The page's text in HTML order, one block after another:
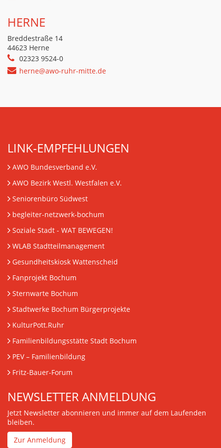
HERNE
Breddestraße 14
44623 Herne
02323 9524-0
herne@awo-ruhr-mitte.de
LINK-EMPFEHLUNGEN
AWO Bundesverband e.V.
AWO Bezirk Westl. Westfalen e.V.
Seniorenbüro Südwest
begleiter-netzwerk-bochum
Soziale Stadt - WAT BEWEGEN!
WLAB Stadtteilmanagement
Gesundheitskiosk Wattenscheid
Fanprojekt Bochum
Sternwarte Bochum
Stadtwerke Bochum Bürgerprojekte
KulturPott.Ruhr
Familienbildungsstätte Stadt Bochum
PEV– Familienbildung
Fritz-Bauer-Forum
NEWSLETTER ANMELDUNG
Jetzt Newsletter abonnieren und immer auf dem Laufenden
bleiben.
Zur Anmeldung